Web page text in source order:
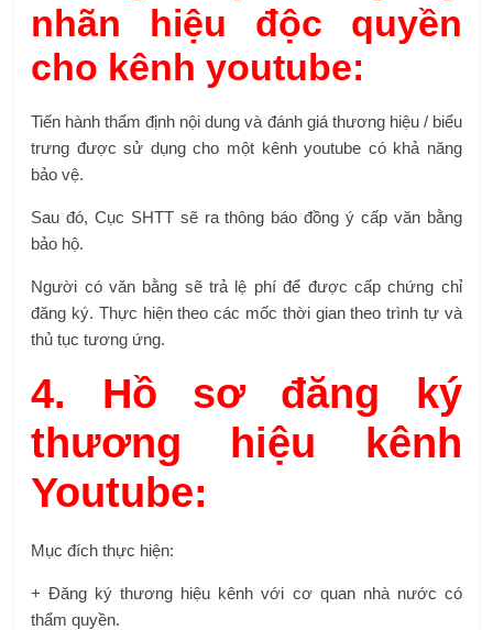
nhãn hiệu độc quyền
cho kênh youtube:
Tiến hành thẩm định nội dung và đánh giá thương hiệu / biểu
trưng được sử dụng cho một kênh youtube có khả năng
bảo vệ.
Sau đó, Cục SHTT sẽ ra thông báo đồng ý cấp văn bằng
bảo hộ.
Người có văn bằng sẽ trả lệ phí để được cấp chứng chỉ
đăng ký. Thực hiện theo các mốc thời gian theo trình tự và
thủ tục tương ứng.
4. Hồ sơ đăng ký
thương hiệu kênh
Youtube:
Mục đích thực hiện:
+ Đăng ký thương hiệu kênh với cơ quan nhà nước có
thẩm quyền.